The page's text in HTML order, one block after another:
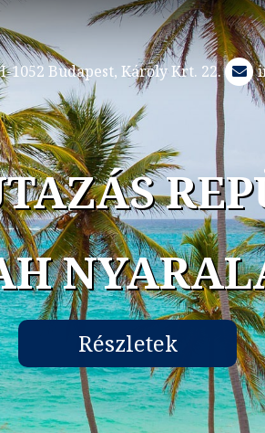
1052 Budapest, Károly Krt. 22.